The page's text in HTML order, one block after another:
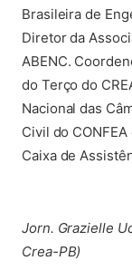
Brasileira de
Diretor da
ABENC.
do Terço do
Nacional das
Civil do
Caixa de
Jorn. Grazielle
Crea-PB)